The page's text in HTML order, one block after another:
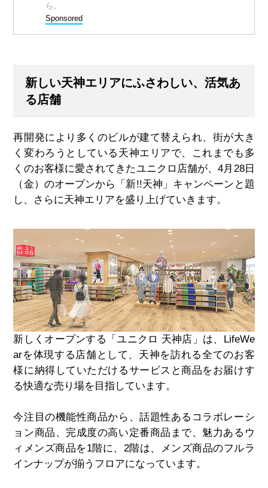
ら。
Sponsored
新しい天神エリアにふさわしい、活気あ
る店舗
再開発により多くのビルが建て替えられ、街が大き
く変わろうとしている天神エリアで、これまでも多
くのお客様に愛されてきたユニクロ店舗が、4月 28日
（金）のオープンから「新!!天神」キャンペーンと題
し、さらに天神エリアを盛り上げていきます。
新しくオープンする「ユニクロ 天神店」は、 LifeWe
arを体現する店舗として、天神を訪れる全てのお客
様に納得していただけるサービスと商品をお届けす
る快適な売り場を目指しています。
今注目の機能性商品から、話題性あるコラボレーシ
ョン商品、完成度の高い定番商品まで、魅力あるウ
ィメンズ商品を1階に、 2階は、メンズ商品のフルラ
インナップが揃うフロアになっています。